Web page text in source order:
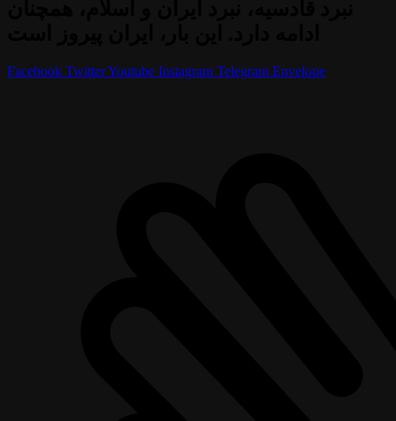
Facebook TwitterYoutube Instagram Telegram Envelope